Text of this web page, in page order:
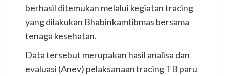
berhasil ditemukan melalui kegiatan tracing
yang dilakukan Bhabinkamtibmas bersama
tenaga kesehatan.
Data tersebut merupakan hasil analisa dan
evaluasi (Anev) pelaksanaan tracing TB paru